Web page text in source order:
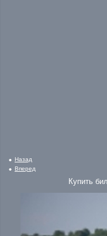
Назад
Вперед
Купить